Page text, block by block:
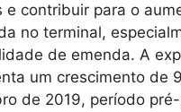
e contribuir para o
no terminal,
de emenda. A
um crescimento de
de 2019, período